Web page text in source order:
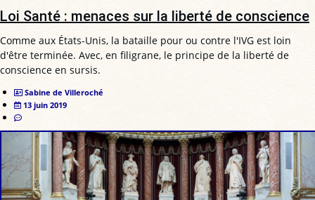
Loi Santé : menaces sur la liberté de conscience
Comme aux États-Unis, la bataille pour ou contre l'IVG est loin
d'être terminée. Avec, en filigrane, le principe de la liberté de
conscience en sursis.
Sabine de Villeroché
13 juin 2019